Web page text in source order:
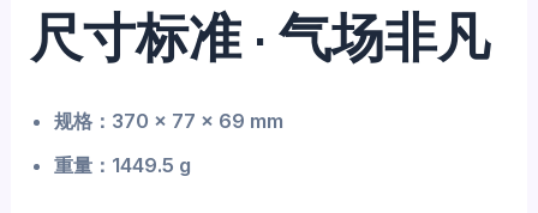
尺寸标准 · 气场非凡
规格：370 × 77 × 69 mm
重量：1449.5 g